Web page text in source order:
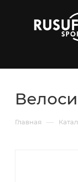
Главная —